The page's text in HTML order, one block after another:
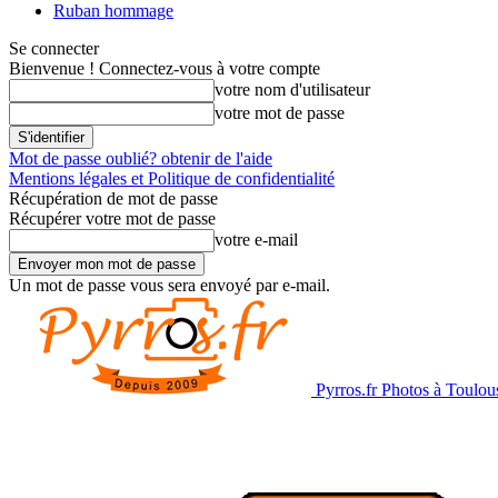
Ruban hommage
Se connecter
Bienvenue ! Connectez-vous à votre compte
votre nom d'utilisateur
votre mot de passe
Mot de passe oublié? obtenir de l'aide
Mentions légales et Politique de confidentialité
Récupération de mot de passe
Récupérer votre mot de passe
votre e-mail
Un mot de passe vous sera envoyé par e-mail.
Pyrros.fr Photos à